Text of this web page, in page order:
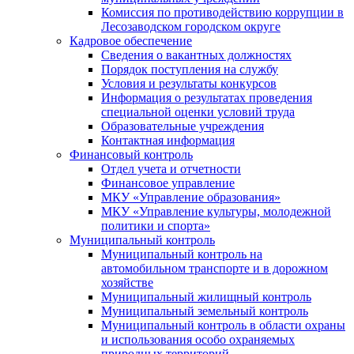
Комиссия по противодействию коррупции в
Лесозаводском городском округе
Кадровое обеспечение
Сведения о вакантных должностях
Порядок поступления на службу
Условия и результаты конкурсов
Информация о результатах проведения
специальной оценки условий труда
Образовательные учреждения
Контактная информация
Финансовый контроль
Отдел учета и отчетности
Финансовое управление
МКУ «Управление образования»
МКУ «Управление культуры, молодежной
политики и спорта»
Муниципальный контроль
Муниципальный контроль на
автомобильном транспорте и в дорожном
хозяйстве
Муниципальный жилищный контроль
Муниципальный земельный контроль
Муниципальный контроль в области охраны
и использования особо охраняемых